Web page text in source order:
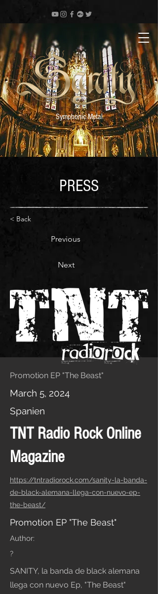
Symphonic Metal
PRESS
< Back
Previous
Next
Promotion EP "The Beast"
March 5, 2024
Spanien
TNT Radio Rock Online
Magazine
https://tntradiorock.com/sanity-la-banda-
de-black-alemana-llega-con-nuevo-ep-
the-beast/
Promotion EP "The Beast"
Author:
?
SANITY, la banda de black alemana
llega con nuevo Ep, "The Beast"